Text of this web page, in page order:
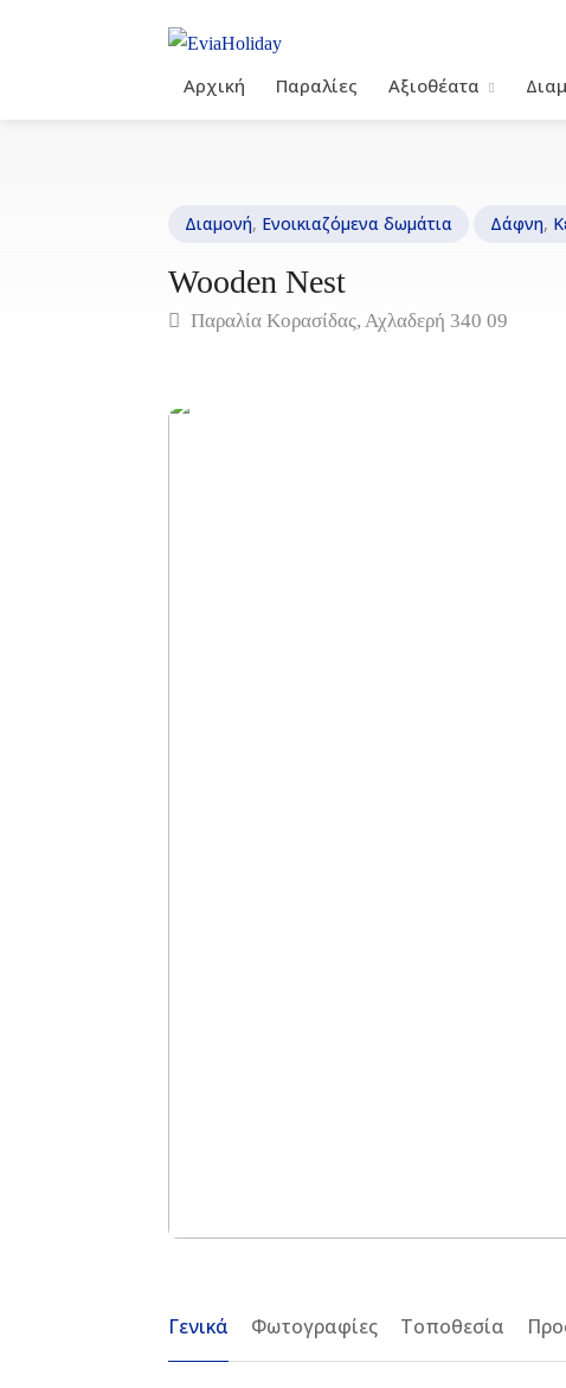
Αρχική Παραλίες Αξιοθέατα
Διαμονή, Ενοικιαζόμενα δωμάτια Δάφνη,
Wooden Nest
Παραλία Κορασίδας, Αχλαδερή 340 09
Γενικά Φωτογραφίες Τοποθεσία